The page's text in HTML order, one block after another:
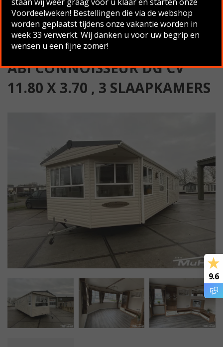
Slaapkamers
Terug naar overzicht
ABI CONNOISSEUR DG CV
11.80 X 3.70 , 3 SLAAPKAMERS
Voordeelweken! Bestellingen die via de webshop
worden geplaatst tijdens onze vakantie worden in
week 33 verwerkt. Wij danken u voor uw begrip en
wensen u een fijne zomer!
9.6